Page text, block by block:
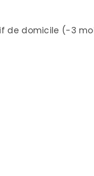
de domicile (-3